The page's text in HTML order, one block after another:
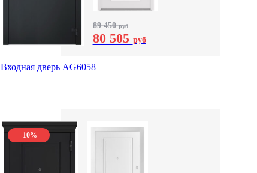
89 450руб
80 505 руб
Входная дверь AG6058
-10%